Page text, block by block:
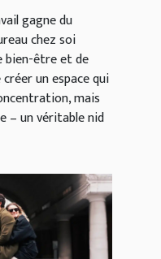
gagne du
chez soi
bien-être et de
un espace qui
mais
– un véritable nid